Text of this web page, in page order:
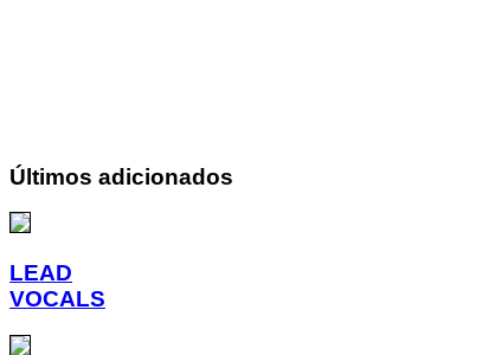
Últimos adicionados
LEAD
VOCALS